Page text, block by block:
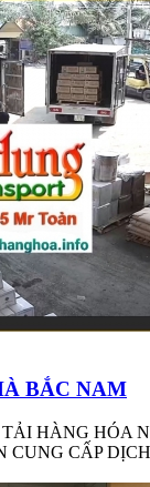
BẮC NAM
HÀNG HÓA
CUNG CẤP